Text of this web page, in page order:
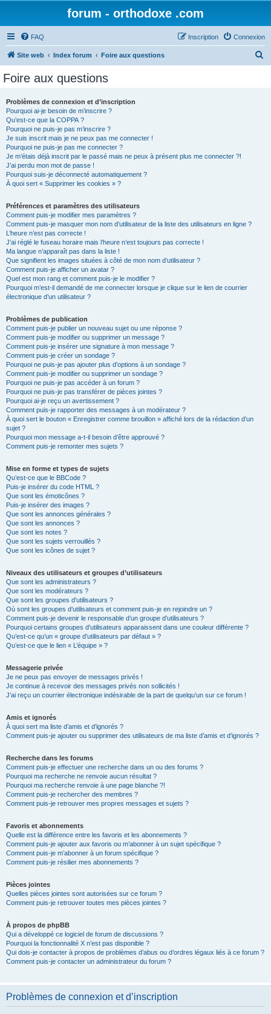
forum - orthodoxe .com
FAQ Connexion
Inscription
Site web Index forum Foire aux questions
Foire aux questions
Problèmes de connexion et d’inscription
Pourquoi ai-je besoin de m’inscrire ?
Qu’est-ce que la COPPA ?
Pourquoi ne puis-je pas m’inscrire ?
Je suis inscrit mais je ne peux pas me connecter !
Pourquoi ne puis-je pas me connecter ?
Je m’étais déjà inscrit par le passé mais ne peux à présent plus me connecter ?!
J’ai perdu mon mot de passe !
Pourquoi suis-je déconnecté automatiquement ?
À quoi sert « Supprimer les cookies » ?
Préférences et paramètres des utilisateurs
Comment puis-je modifier mes paramètres ?
Comment puis-je masquer mon nom d’utilisateur de la liste des utilisateurs en ligne ?
L’heure n’est pas correcte !
J’ai réglé le fuseau horaire mais l’heure n’est toujours pas correcte !
Ma langue n’apparaît pas dans la liste !
Que signifient les images situées à côté de mon nom d’utilisateur ?
Comment puis-je afficher un avatar ?
Quel est mon rang et comment puis-je le modifier ?
Pourquoi m’est-il demandé de me connecter lorsque je clique sur le lien de courrier
électronique d’un utilisateur ?
Problèmes de publication
Comment puis-je publier un nouveau sujet ou une réponse ?
Comment puis-je modifier ou supprimer un message ?
Comment puis-je insérer une signature à mon message ?
Comment puis-je créer un sondage ?
Pourquoi ne puis-je pas ajouter plus d’options à un sondage ?
Comment puis-je modifier ou supprimer un sondage ?
Pourquoi ne puis-je pas accéder à un forum ?
Pourquoi ne puis-je pas transférer de pièces jointes ?
Pourquoi ai-je reçu un avertissement ?
Comment puis-je rapporter des messages à un modérateur ?
À quoi sert le bouton « Enregistrer comme brouillon » affiché lors de la rédaction d’un
sujet ?
Pourquoi mon message a-t-il besoin d’être approuvé ?
Comment puis-je remonter mes sujets ?
Mise en forme et types de sujets
Qu’est-ce que le BBCode ?
Puis-je insérer du code HTML ?
Que sont les émoticônes ?
Puis-je insérer des images ?
Que sont les annonces générales ?
Que sont les annonces ?
Que sont les notes ?
Que sont les sujets verrouillés ?
Que sont les icônes de sujet ?
Niveaux des utilisateurs et groupes d’utilisateurs
Que sont les administrateurs ?
Que sont les modérateurs ?
Que sont les groupes d’utilisateurs ?
Où sont les groupes d’utilisateurs et comment puis-je en rejoindre un ?
Comment puis-je devenir le responsable d’un groupe d’utilisateurs ?
Pourquoi certains groupes d’utilisateurs apparaissent dans une couleur différente ?
Qu’est-ce qu’un « groupe d’utilisateurs par défaut » ?
Qu’est-ce que le lien « L’équipe » ?
Messagerie privée
Je ne peux pas envoyer de messages privés !
Je continue à recevoir des messages privés non sollicités !
J’ai reçu un courrier électronique indésirable de la part de quelqu’un sur ce forum !
Amis et ignorés
À quoi sert ma liste d’amis et d’ignorés ?
Comment puis-je ajouter ou supprimer des utilisateurs de ma liste d’amis et d’ignorés ?
Recherche dans les forums
Comment puis-je effectuer une recherche dans un ou des forums ?
Pourquoi ma recherche ne renvoie aucun résultat ?
Pourquoi ma recherche renvoie à une page blanche ?!
Comment puis-je rechercher des membres ?
Comment puis-je retrouver mes propres messages et sujets ?
Favoris et abonnements
Quelle est la différence entre les favoris et les abonnements ?
Comment puis-je ajouter aux favoris ou m’abonner à un sujet spécifique ?
Comment puis-je m’abonner à un forum spécifique ?
Comment puis-je résilier mes abonnements ?
Pièces jointes
Quelles pièces jointes sont autorisées sur ce forum ?
Comment puis-je retrouver toutes mes pièces jointes ?
À propos de phpBB
Qui a développé ce logiciel de forum de discussions ?
Pourquoi la fonctionnalité X n’est pas disponible ?
Qui dois-je contacter à propos de problèmes d’abus ou d’ordres légaux liés à ce forum ?
Comment puis-je contacter un administrateur du forum ?
Problèmes de connexion et d’inscription